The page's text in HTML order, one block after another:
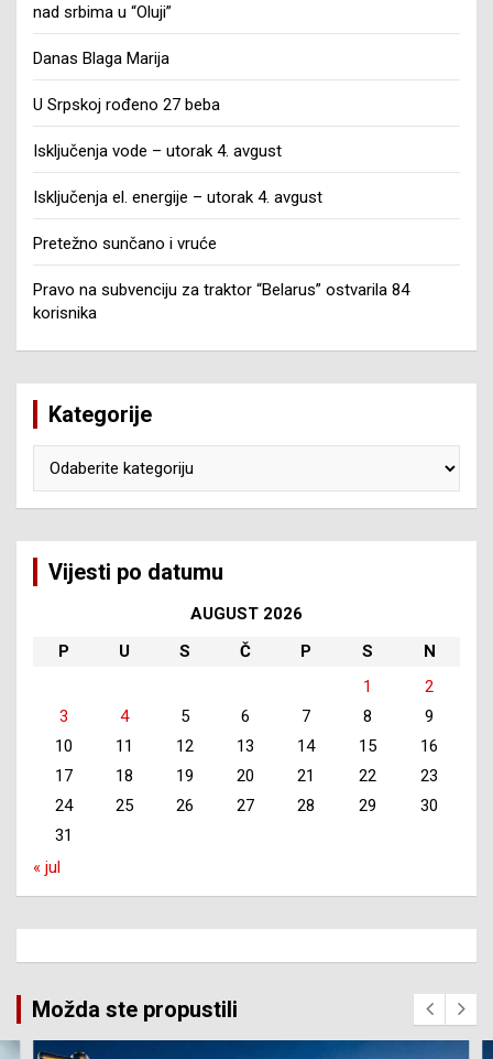
nad srbima u “Oluji”
Danas Blaga Marija
U Srpskoj rođeno 27 beba
Isključenja vode – utorak 4. avgust
Isključenja el. energije – utorak 4. avgust
Pretežno sunčano i vruće
Pravo na subvenciju za traktor “Belarus” ostvarila 84
korisnika
Kategorije
Vijesti po datumu
AUGUST 2026
P
U S Č P S
N
1
2
3
4 5 6 7 8
9
10
11 12 13 14 15
16
17
18 19 20 21 22
23
24
25 26 27 28 29
30
31
« jul
Možda ste propustili